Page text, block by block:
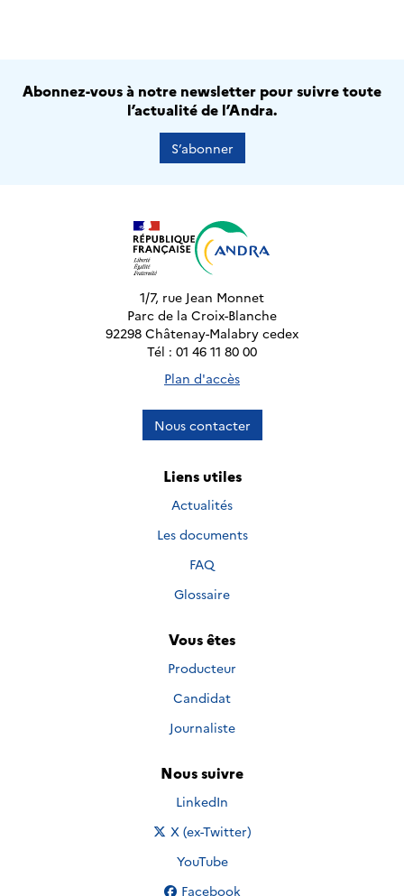
Abonnez-vous à notre newsletter pour suivre toute
l’actualité de l’Andra.
S’abonner
1/7, rue Jean Monnet
Parc de la Croix-Blanche
92298 Châtenay-Malabry cedex
Tél : 01 46 11 80 00
Plan d'accès
Nous contacter
Liens utiles
Actualités
Les documents
FAQ
Glossaire
Vous êtes
Producteur
Candidat
Journaliste
Nous suivre
Nous suivre sur
LinkedIn
Nous suivre sur
X (ex-Twitter)
Nous suivre sur
YouTube
Nous suivre sur
Facebook